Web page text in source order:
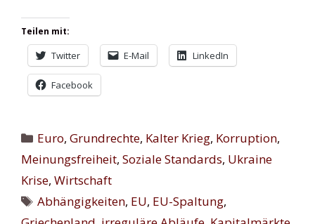
Teilen mit:
Twitter E-Mail LinkedIn
Facebook
Kategorien
Euro,Grundrechte, Kalter Krieg, Korruption,
Meinungsfreiheit, Soziale Standards, Ukraine
Krise, Wirtschaft
Schlagwörter
Abhängigkeiten, EU, EU-Spaltung,